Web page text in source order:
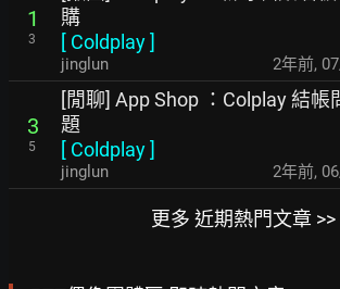
1
3
購
[ Coldplay]
jinglun 2年前,
3
5
[閒聊] App Shop ：Colplay 結帳
題
[ Coldplay]
jinglun 2年前,
更多 近期熱門文章 >>